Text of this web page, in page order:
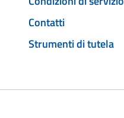
Contatti
Strumenti di tutela